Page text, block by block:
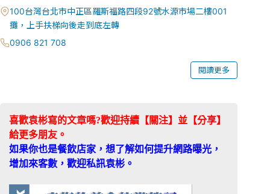
100台灣台北市中正區羅斯福路四段92號水源市場二樓001
攤，上手扶梯向後走到底左轉
0906 821 708
閱讀更多
喜歡袁彬寫的文章嗎?歡迎持續【關注】並【分享】
給更多朋友。
如果你也是餐飲店家，想了解如何提升網路曝光，
增加來客數，歡迎私訊袁彬。